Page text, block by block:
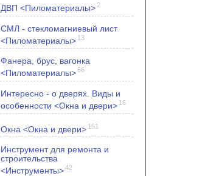
ДВП <Пиломатериалы> 2
СМЛ - стекломагниевый лист
<Пиломатериалы> 13
Фанера, брус, вагонка
<Пиломатериалы>66
Интересно - о дверях. Виды и
особенности <Окна и двери> 16
Окна <Окна и двери> 151
Инструмент для ремонта и
строительства
<Инструменты>42